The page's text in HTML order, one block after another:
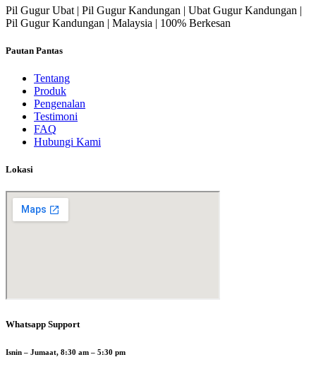
Pil Gugur Ubat | Pil Gugur Kandungan | Ubat Gugur Kandungan |
Pil Gugur Kandungan | Malaysia | 100% Berkesan
Pautan Pantas
Tentang
Produk
Pengenalan
Testimoni
FAQ
Hubungi Kami
Lokasi
Whatsapp Support
Isnin – Jumaat, 8:30 am – 5:30 pm